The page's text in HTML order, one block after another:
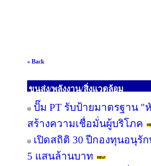
« Back
ขนส่ง/พลังงาน/สิ่งแวดล้อม
ปั๊ม PT รับป้ายมาตรฐาน "
สร้างความเชื่อมั่นผู้บริโภค
เปิดสถิติ 30 ปีกองทุนอนุรั
5 แสนล้านบาท